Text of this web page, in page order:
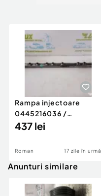
Rampa injectoare
0445216036 /
780542302 3.0 d 313
437 lei
Roman 17 zile în urmă
Anunturi similare